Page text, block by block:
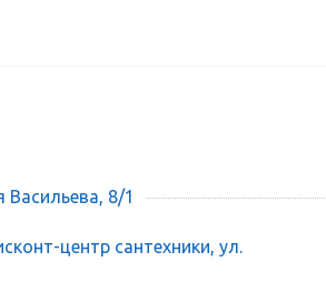
Васильева, 8/1
центр сантехники, ул.